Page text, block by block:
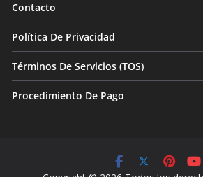
Contacto
Política De Privacidad
Términos De Servicios (TOS)
Procedimiento De Pago